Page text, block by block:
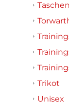
Taschen
Trikot
Unisex